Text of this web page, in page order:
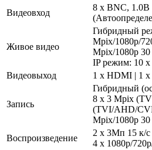
Видеовход
8 x BNC,
Живое видео
Гибридный
Mpix/1080р/
Mpix/1080р 30
IP режим: 10
Видеовыход
1 x HDMI | 1
Запись
Гибридный
8 х 3 Mpix
(TVI/AHD/
Mpix/1080р 30
Воспроизведение
2 x 3Мп 15 к/с
4 x 1080р/